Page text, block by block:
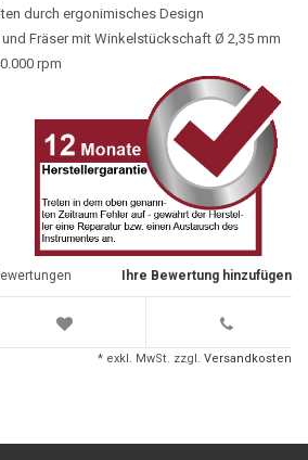
durch ergonimisches Design
Fräser mit Winkelstückschaft Ø 2,35 mm
rpm
Ihre Bewertung hinzufügen
* exkl. MwSt. zzgl. Versandkosten